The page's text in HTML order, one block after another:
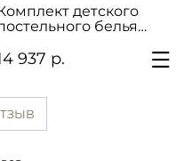
детского
белья
937 р.